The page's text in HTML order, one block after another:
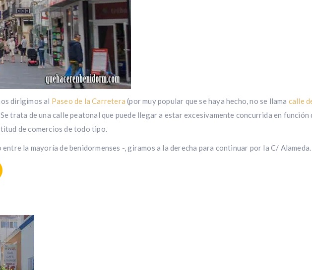
dirigimos al Paseo de la Carretera (por muy popular que se haya hecho, no se llama calle
trata de una calle peatonal que puede llegar a estar excesivamente concurrida en función
de comercios de todo tipo.
la mayoría de benidormenses -, giramos a la derecha para continuar por la C/ Alameda.